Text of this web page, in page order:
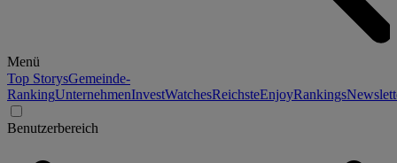
Menü
Top StorysGemeinde-
RankingUnternehmenInvestWatchesReichsteEnjoyRankings
Benutzerbereich